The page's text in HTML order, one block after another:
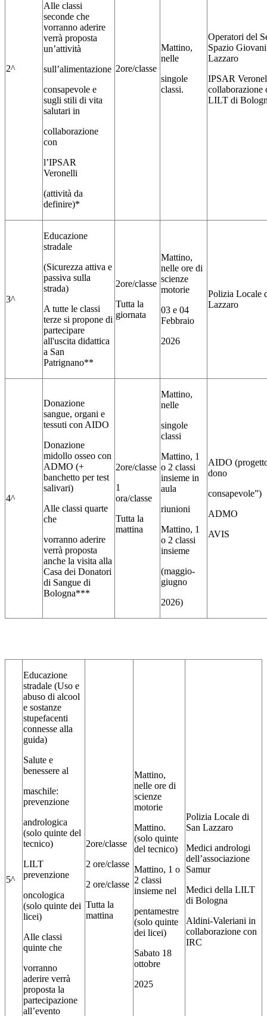
2^
Alle classi
seconde che
vorranno aderire
verrà proposta
un’attività
sull’alimentazione
consapevole e
sugli stili di vita
salutari in
collaborazione
con
l’IPSAR
Veronelli
(attività da
definire)*
2ore/classe
Mattino,
nelle
singole
classi.
Operatori del
Spazio
Lazzaro
IPSAR
collaborazione
LILT di
3^
Educazione
stradale
(Sicurezza attiva e
passiva sulla
strada)
A tutte le classi
terze si propone di
partecipare
all'uscita didattica
a San
Patrignano**
2ore/classe
Tutta la
giornata
Mattino,
nelle ore di
scienze
motorie
03 e 04
Febbraio
2026
Polizia Locale
Lazzaro
4^
Donazione
sangue, organi e
tessuti con AIDO
Donazione
midollo osseo con
ADMO (+
banchetto per test
salivari)
Alle classi quarte
che
vorranno aderire
verrà proposta
anche la visita alla
Casa dei Donatori
di Sangue di
Bologna***
2ore/classe
1
ora/classe
Tutta la
mattina
Mattino,
nelle
singole
classi
Mattino, 1
o 2 classi
insieme in
aula
riunioni
Mattino, 1
o 2 classi
insieme
(maggio-
giugno
2026)
AIDO
dono
consapevole”)
ADMO
AVIS
5^
Educazione
stradale (Uso e
abuso di alcool
e sostanze
stupefacenti
connesse alla
guida)
Salute e
benessere al
maschile:
prevenzione
andrologica
(solo quinte del
tecnico)
LILT
prevenzione
oncologica
(solo quinte dei
licei)
Alle classi
quinte che
vorranno
aderire verrà
proposta la
partecipazione
all’evento
2ore/classe
2 ore/classe
2 ore/classe
Tutta la
mattina
Mattino,
nelle ore di
scienze
motorie
Mattino.
(solo quinte
del tecnico)
Mattino, 1 o
2 classi
insieme nel
pentamestre
(solo quinte
dei licei)
Sabato 18
ottobre
2025
Polizia Locale di
San Lazzaro
Medici andrologi
dell’associazione
Samur
Medici della LILT
di Bologna
Aldini-Valeriani in
collaborazione con
IRC